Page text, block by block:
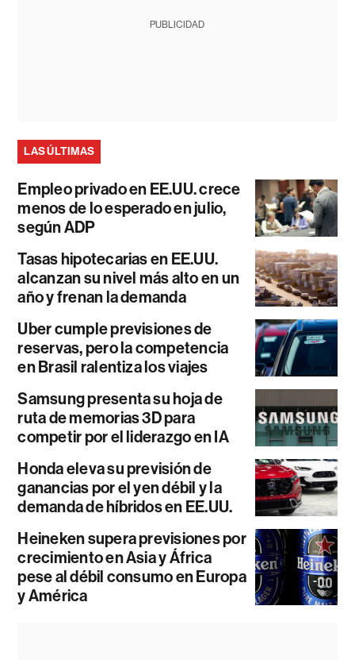
PUBLICIDAD
LAS ÚLTIMAS
Empleo privado en EE.UU. crece
menos de lo esperado en julio,
según ADP
Tasas hipotecarias en EE.UU.
alcanzan su nivel más alto en un
año y frenan la demanda
Uber cumple previsiones de
reservas, pero la competencia
en Brasil ralentiza los viajes
Samsung presenta su hoja de
ruta de memorias 3D para
competir por el liderazgo en IA
Honda eleva su previsión de
ganancias por el yen débil y la
demanda de híbridos en EE.UU.
Heineken supera previsiones por
crecimiento en Asia y África
pese al débil consumo en Europa
y América